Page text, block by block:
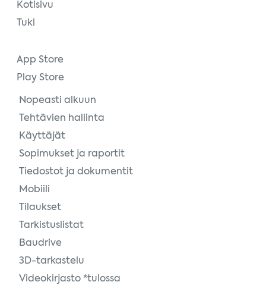
Kotisivu
Tuki
App Store
Play Store
Nopeasti alkuun
Tehtävien hallinta
Käyttäjät
Sopimukset ja raportit
Tiedostot ja dokumentit
Mobiili
Tilaukset
Tarkistuslistat
Baudrive
3D-tarkastelu
Videokirjasto *tulossa